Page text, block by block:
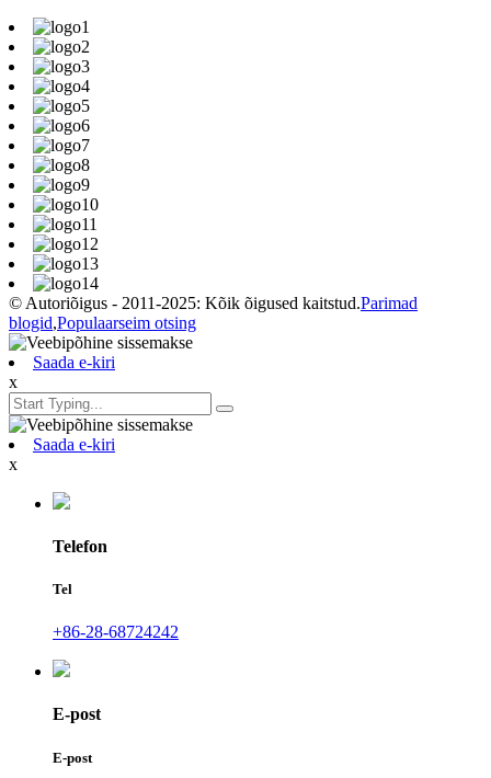
© Autoriõigus - 2011-2025: Kõik õigused kaitstud.Parimad
blogid,Populaarseim otsing
Saada e-kiri
x
Saada e-kiri
x
Telefon
Tel
+86-28-68724242
E-post
E-post